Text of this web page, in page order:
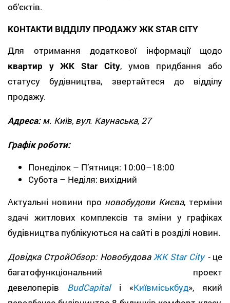
об’єктів.
КОНТАКТИ ВІДДІЛУ ПРОДАЖУ ЖК STAR CITY
Для отримання додаткової інформації щодо
квартир у ЖК Star City, умов придбання або
статусу будівництва, звертайтеся до відділу
продажу.
Адреса:м. Київ, вул. Каунаська, 27
Графік роботи:
Понеділок – П’ятниця: 10:00–18:00
Субота – Неділя: вихідний
Актуальні новини про новобудови Києва, терміни
здачі житлових комплексів та зміни у графіках
будівництва публікуються на сайті в розділі новин.
Довідка СтройОбзор: НовобудоваЖК Star City- це
багатофункціональний проект
девелоперів BudCapitalі «Київміськбуд», який